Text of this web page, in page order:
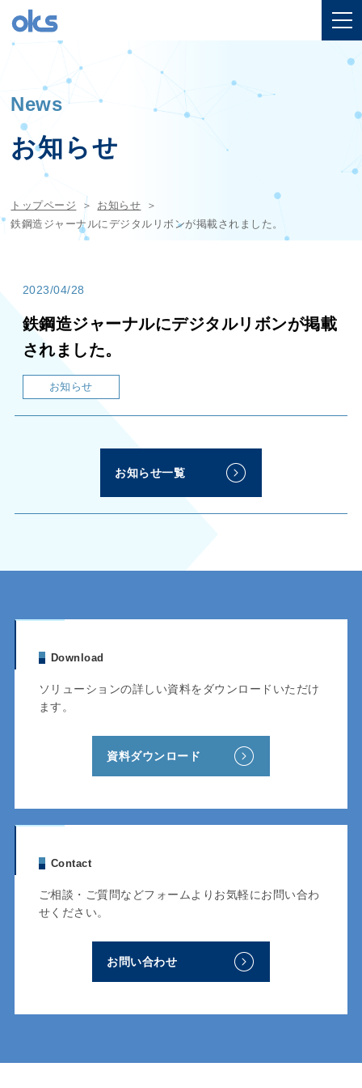
News
お知らせ
トップページ
お知らせ
鉄鋼造ジャーナルにデジタルリボンが掲載されました。
2023/04/28
鉄鋼造ジャーナルにデジタルリボンが掲載
されました。
お知らせ
お知らせ一覧
Download
ソリューションの詳しい資料をダウンロードいただけ
ます。
資料ダウンロード
Contact
ご相談・ご質問などフォームよりお気軽にお問い合わ
せください。
お問い合わせ